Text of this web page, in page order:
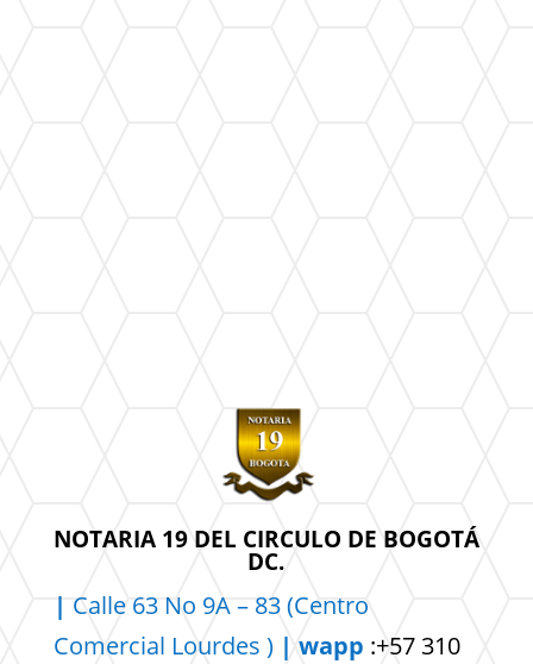
NOTARIA 19 DEL CIRCULO DE BOGOTÁ
DC.
| Calle 63 No 9A – 83 (Centro
Comercial Lourdes ) | wapp :+57 310